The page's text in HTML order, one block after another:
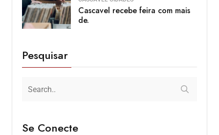
Cascavel recebe feira com mais
de.
Pesquisar
Se Conecte